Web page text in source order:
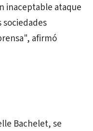
inaceptable ataque
afirmó
Bachelet, se